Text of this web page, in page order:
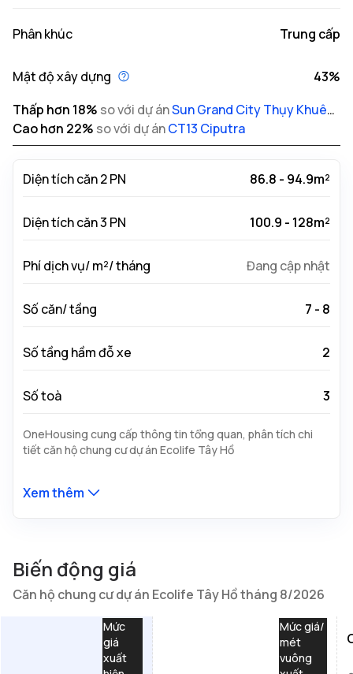
Phân khúc Trung cấp
Mật độ xây dựng
43%
Thấp hơn 18% so với dự ánSun Grand City Thụy Khuê
Residence
Cao hơn 22% so với dự ánCT13 Ciputra
Diện tích căn 2 PN 86.8 - 94.9m²
Diện tích căn 3 PN 100.9 - 128m²
Phí dịch vụ/ m²/ tháng Đang cập nhật
Số căn/ tầng 7 - 8
Số tầng hầm đỗ xe 2
Số toà 3
OneHousing cung cấp thông tin tổng quan, phân tích chi
tiết căn hộ chung cư dự án Ecolife Tây Hồ
Xem thêm
Biến động giá
Căn hộ chung cư dự án Ecolife Tây Hồ tháng 8/2026
Mức
giá
xuất
Mức giá/
mét
vuông